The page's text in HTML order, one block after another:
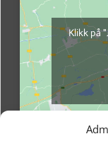
Klikk på